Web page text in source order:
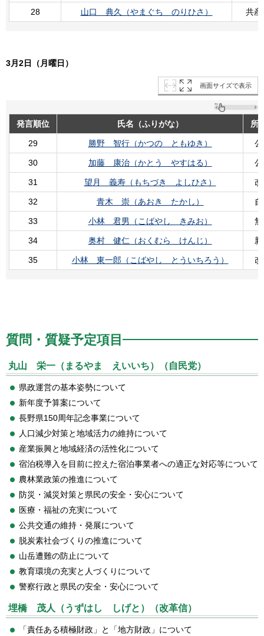
28 山口 典久（やまぐち のりひさ） 共産
3月2日（月曜日）
画面サイズで表示
発言順位 氏名（ふりがな） 所
29 勝野 智行（かつの ともゆき）
30 加藤 康治（かとう やすはる）
31 望月 義寿（もちづき よしひさ）
32 青木 崇（あおき たかし）
33 小林 君男（こばやし きみお）
34 奥村 健仁（おくむら けんじ）
35 小林 東一郎（こばやし とういちろう）
質問・質疑予定項目
丸山 栄一（まるやま えいいち）（自民党）
県政運営の基本姿勢について
新年度予算案について
長野県150周年記念事業について
人口減少対策と地域活力の維持について
産業振興と地域経済の活性化について
宿泊税導入を目前に控えた宿泊事業者への適正な対応等について
農林業政策の推進について
防災・減災対策と県民の安全・安心について
医療・福祉の充実について
公共交通の維持・発展について
脱炭素社会づくりの推進について
山岳遭難の防止について
教育環境の充実と人づくりについて
警察行政と県民の安全・安心について
埋橋 茂人（うずはし しげと）（改革信）
「責任ある積極財政」と「地方財政」について